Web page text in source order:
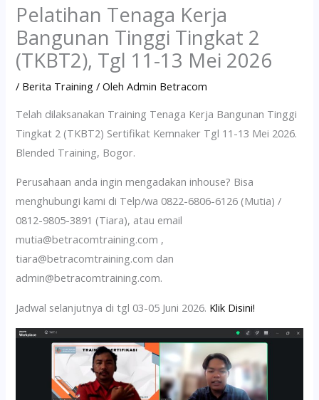
Pelatihan Tenaga Kerja
Bangunan Tinggi Tingkat 2
(TKBT2), Tgl 11-13 Mei 2026
/ Berita Training / OlehAdmin Betracom
Telah dilaksanakan Training Tenaga Kerja Bangunan Tinggi
Tingkat 2 (TKBT2) Sertifikat Kemnaker Tgl 11-13 Mei 2026.
Blended Training, Bogor.
Perusahaan anda ingin mengadakan inhouse? Bisa
menghubungi kami di Telp/wa 0822-6806-6126 (Mutia) /
0812-9805-3891 (Tiara), atau email
mutia@betracomtraining.com ,
tiara@betracomtraining.com dan
admin@betracomtraining.com.
Jadwal selanjutnya di tgl 03-05 Juni 2026. Klik Disini!